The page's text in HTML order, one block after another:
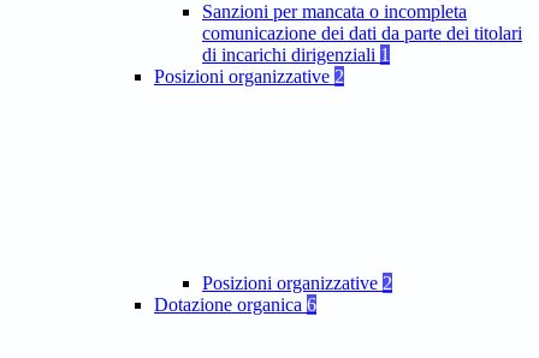
Sanzioni per mancata o incompleta
comunicazione dei dati da parte dei titolari
di incarichi dirigenziali 1
Posizioni organizzative 2
Posizioni organizzative 2
Dotazione organica 6